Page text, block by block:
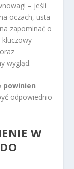
– jeśli
oczach, usta
zapominać o
kluczowy
wygląd.
powinien
odpowiednio
W